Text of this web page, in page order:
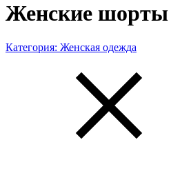
Женские шорты
Категория: Женская одежда